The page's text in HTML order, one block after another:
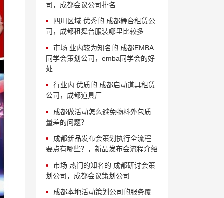
司，成都会议公司排名
四川区域 优秀的 成都舞台租赁公
司，成都租舞台服装哪里比较多
市场 业内较为知名的 成都EMBA
同学会策划公司，emba同学会的好
处
行业内 优质的 成都启动道具租赁
公司，成都道具厂
成都做活动怎么避免物料外包质
量差的问题？
成都新品发布会策划执行全流程
要点有哪些？，新品发布会流程介绍
市场 热门的知名的 成都研讨会策
划公司，成都会议策划公司
成都本地活动策划公司的服务覆